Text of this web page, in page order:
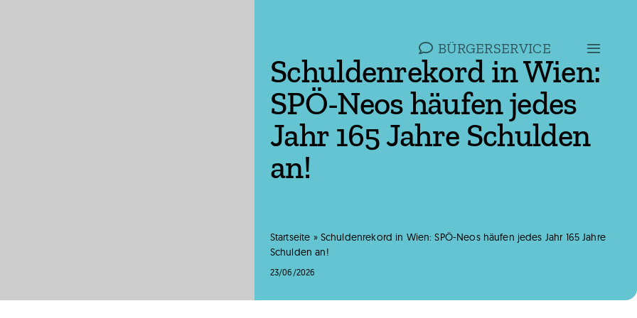
BÜRGERSERVICE
Schuldenrekord in Wien:
SPÖ-Neos häufen jedes
Jahr 165 Jahre Schulden
an!
Startseite » Schuldenrekord in Wien: SPÖ-Neos häufen jedes Jahr 165 Jahre
Schulden an!
23/06/2026